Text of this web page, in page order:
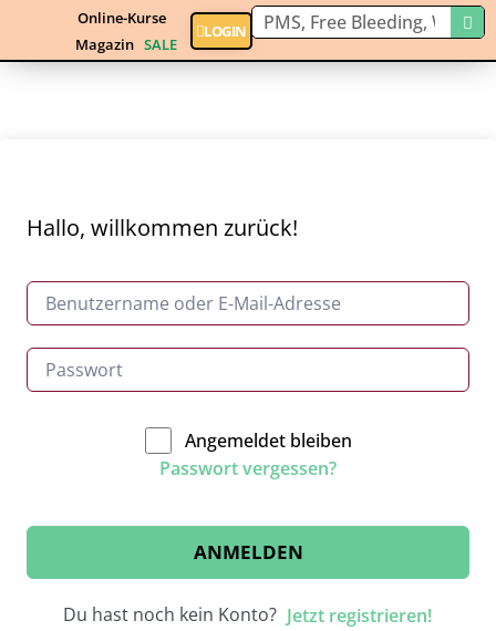
Online-Kurse
Magazin SALE
LOGIN
Hallo, willkommen zurück!
Angemeldet bleiben
Passwort vergessen?
ANMELDEN
Du hast noch kein Konto? Jetzt registrieren!